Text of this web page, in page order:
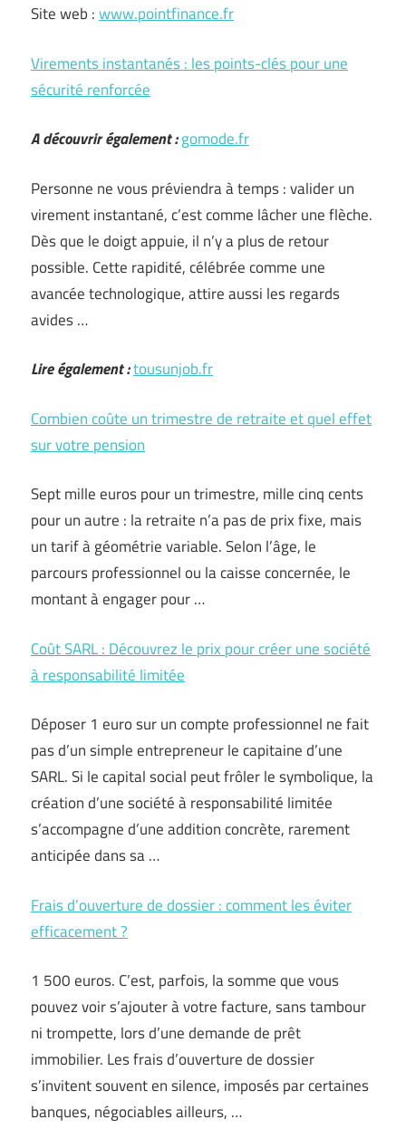
Site web :www.pointfinance.fr
Virements instantanés : les points-clés pour une
sécurité renforcée
A découvrir également :gomode.fr
Personne ne vous préviendra à temps : valider un
virement instantané, c’est comme lâcher une flèche.
Dès que le doigt appuie, il n’y a plus de retour
possible. Cette rapidité, célébrée comme une
avancée technologique, attire aussi les regards
avides …
Lire également :tousunjob.fr
Combien coûte un trimestre de retraite et quel effet
sur votre pension
Sept mille euros pour un trimestre, mille cinq cents
pour un autre : la retraite n’a pas de prix fixe, mais
un tarif à géométrie variable. Selon l’âge, le
parcours professionnel ou la caisse concernée, le
montant à engager pour …
Coût SARL : Découvrez le prix pour créer une société
à responsabilité limitée
Déposer 1 euro sur un compte professionnel ne fait
pas d’un simple entrepreneur le capitaine d’une
SARL. Si le capital social peut frôler le symbolique, la
création d’une société à responsabilité limitée
s’accompagne d’une addition concrète, rarement
anticipée dans sa …
Frais d’ouverture de dossier : comment les éviter
efficacement ?
1 500 euros. C’est, parfois, la somme que vous
pouvez voir s’ajouter à votre facture, sans tambour
ni trompette, lors d’une demande de prêt
immobilier. Les frais d’ouverture de dossier
s’invitent souvent en silence, imposés par certaines
banques, négociables ailleurs, …